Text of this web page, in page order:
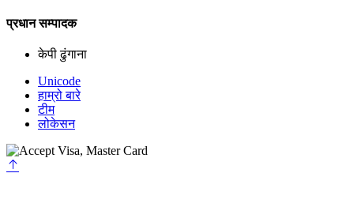
प्रधान सम्पादक
केपी ढुंगाना
Unicode
हाम्रो बारे
टीम
लोकेसन